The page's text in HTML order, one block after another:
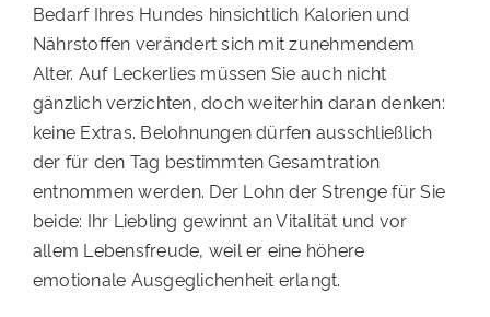
Bedarf Ihres Hundes hinsichtlich Kalorien und
Nährstoffen verändert sich mit zunehmendem
Alter. Auf Leckerlies müssen Sie auch nicht
gänzlich verzichten, doch weiterhin daran denken:
keine Extras. Belohnungen dürfen ausschließlich
der für den Tag bestimmten Gesamtration
entnommen werden. Der Lohn der Strenge für Sie
beide: Ihr Liebling gewinnt an Vitalität und vor
allem Lebensfreude, weil er eine höhere
emotionale Ausgeglichenheit erlangt.